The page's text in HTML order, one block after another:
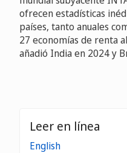
ofrecen estadísticas
países, tanto anuales
27 economías de renta
añadió India en 2024 y
Leer en línea
English